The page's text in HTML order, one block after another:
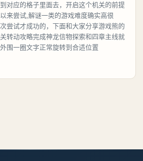
对应的格子里面去，开启这个机关的前提
来尝试,解谜一类的游戏难度确实高很
尝试才成功的，下面和大家分享游戏熊的
转动攻略完成神龙信物探索和四章主线就
围一圈文字正常旋转到合适位置